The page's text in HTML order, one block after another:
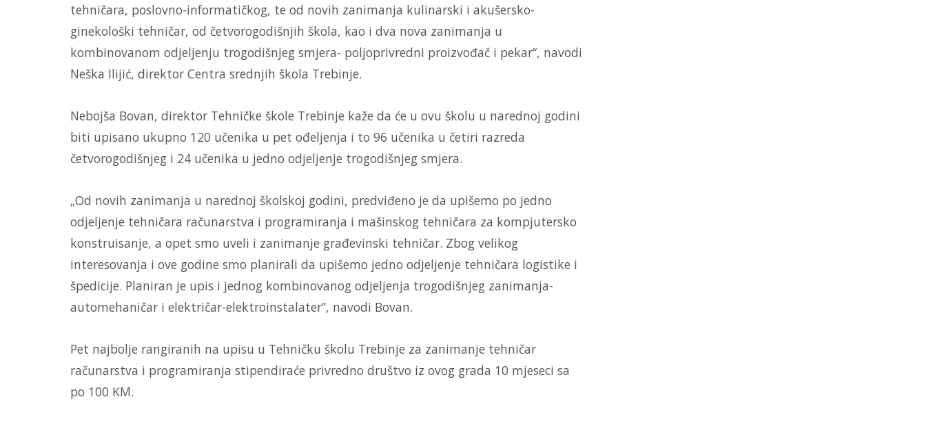
tehničara, poslovno-informatičkog, te od novih zanimanja kulinarski i akušersko-
ginekološki tehničar, od četvorogodišnjih škola, kao i dva nova zanimanja u
kombinovanom odjeljenju trogodišnjeg smjera- poljoprivredni proizvođač i pekar“, navodi
Neška Ilijić, direktor Centra srednjih škola Trebinje.
Nebojša Bovan, direktor Tehničke škole Trebinje kaže da će u ovu školu u narednoj godini
biti upisano ukupno 120 učenika u pet ođeljenja i to 96 učenika u četiri razreda
četvorogodišnjeg i 24 učenika u jedno odjeljenje trogodišnjeg smjera.
„Od novih zanimanja u narednoj školskoj godini, predviđeno je da upišemo po jedno
odjeljenje tehničara računarstva i programiranja i mašinskog tehničara za kompjutersko
konstruisanje, a opet smo uveli i zanimanje građevinski tehničar. Zbog velikog
interesovanja i ove godine smo planirali da upišemo jedno odjeljenje tehničara logistike i
špedicije. Planiran je upis i jednog kombinovanog odjeljenja trogodišnjeg zanimanja-
automehaničar i električar-elektroinstalater“, navodi Bovan.
Pet najbolje rangiranih na upisu u Tehničku školu Trebinje za zanimanje tehničar
računarstva i programiranja stipendiraće privredno društvo iz ovog grada 10 mjeseci sa
po 100 KM.